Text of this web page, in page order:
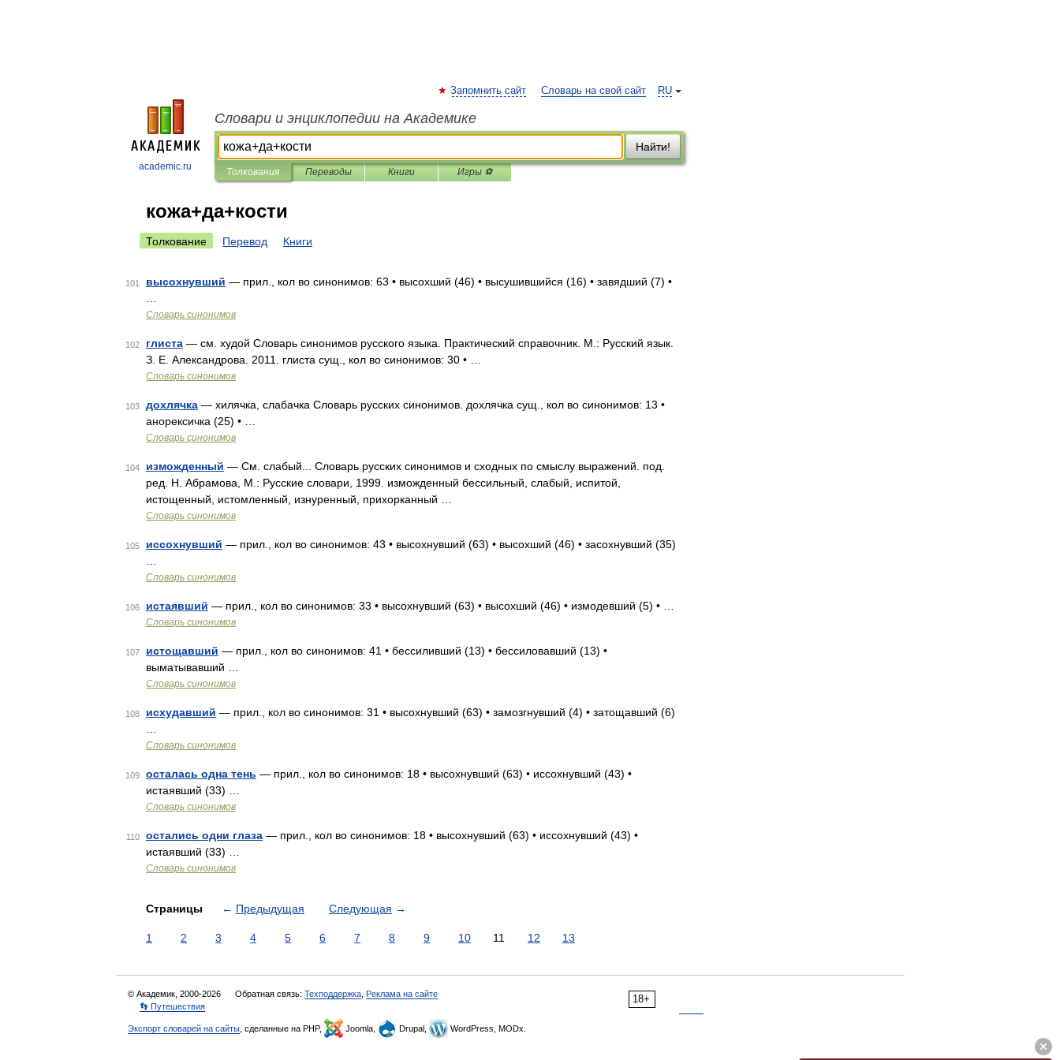
academic.ru
RU
Запомнить сайт Словарь на свой сайт
Словари и энциклопедии на Академике
Найти!
Толкования Переводы Книги Игры ⚽
кожа+да+кости
Толкование Перевод Книги
101 высохнувший — прил., кол во синонимов: 63 • высохший (46) • высушившийся (16) • завядший (7) •
Словарь синонимов
102 глиста — см. худой Словарь синонимов русского языка. Практический справочник. М.: Русский язык.
З. Е. Александрова. 2011. глиста сущ., кол во синонимов: 30 • …
Словарь синонимов
103 дохлячка — хилячка, слабачка Словарь русских синонимов. дохлячка сущ., кол во синонимов: 13 •
анорексичка (25) • …
Словарь синонимов
104 изможденный — См. слабый... Словарь русских синонимов и сходных по смыслу выражений. под.
ред. Н. Абрамова, М.: Русские словари, 1999. изможденный бессильный, слабый, испитой,
истощенный, истомленный, изнуренный, прихорканный …
Словарь синонимов
105 иссохнувший — прил., кол во синонимов: 43 • высохнувший (63) • высохший (46) • засохнувший (35)
Словарь синонимов
106 истаявший — прил., кол во синонимов: 33 • высохнувший (63) • высохший (46) • измодевший (5) • …
Словарь синонимов
107 истощавший — прил., кол во синонимов: 41 • бессиливший (13) • бессиловавший (13) •
выматывавший …
Словарь синонимов
108 исхудавший — прил., кол во синонимов: 31 • высохнувший (63) • замозгнувший (4) • затощавший (6)
Словарь синонимов
109 осталась одна тень — прил., кол во синонимов: 18 • высохнувший (63) • иссохнувший (43) •
истаявший (33) …
Словарь синонимов
110 остались одни глаза — прил., кол во синонимов: 18 • высохнувший (63) • иссохнувший (43) •
истаявший (33) …
Словарь синонимов
Страницы ← Предыдущая Следующая →
1 2 3 4 5 6 7 8 9 10 11 12 13
18+
© Академик, 2000-2026 Обратная связь: Техподдержка Реклама на сайте
👣 Путешествия
Экспорт словарей на сайты , сделанные на PHP, Joomla, Drupal, WordPress, MODx.